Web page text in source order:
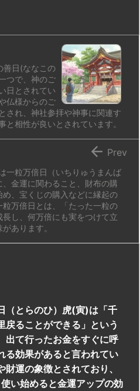
善日(ななこの
つで、神のご
日とされてい
仏様からのご
され、神社参拝や神事に関連す
と相性が良いとされています。
一粒万倍日（いちりゅうまんば
、金運に関わること、財布の購
め、宝くじの購入などに縁起の
粒万倍日とは、「たった一粒の
し、何万倍にも実をつけて立
あります。
 Prev
（とらのひ）虎(寅)は「千
戻ることができる」という
出て行ったお金をすぐに呼
る効果があると言われてい
財運の象徴とされており、
い始めると金運アップの効